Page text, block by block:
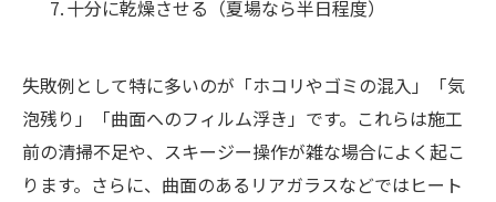
十分に乾燥させる（夏場なら半日程度）
失敗例として特に多いのが「ホコリやゴミの混入」「気
泡残り」「曲面へのフィルム浮き」です。これらは施工
前の清掃不足や、スキージー操作が雑な場合によく起こ
ります。さらに、曲面のあるリアガラスなどではヒート